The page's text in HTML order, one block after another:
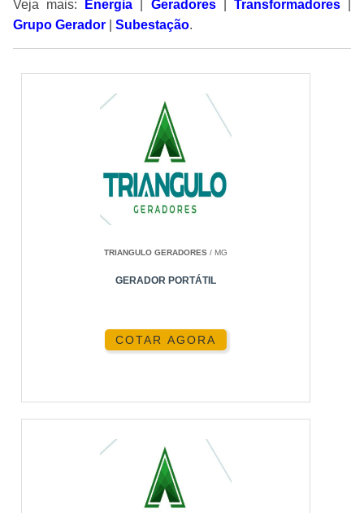
Veja mais: Energia Geradores| Transformadores|
Grupo Gerador |Subestação.
TRIANGULO GERADORES / MG
GERADOR PORTÁTIL
COTAR AGORA